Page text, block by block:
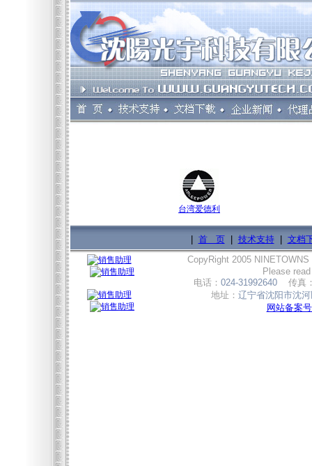
台湾爱德利
首 页| 技术支持| 文档
CopyRight 2005 NINETOWNS
Please
电话： 024-31992640 传真
地址： 辽宁省沈阳市沈
网站备案